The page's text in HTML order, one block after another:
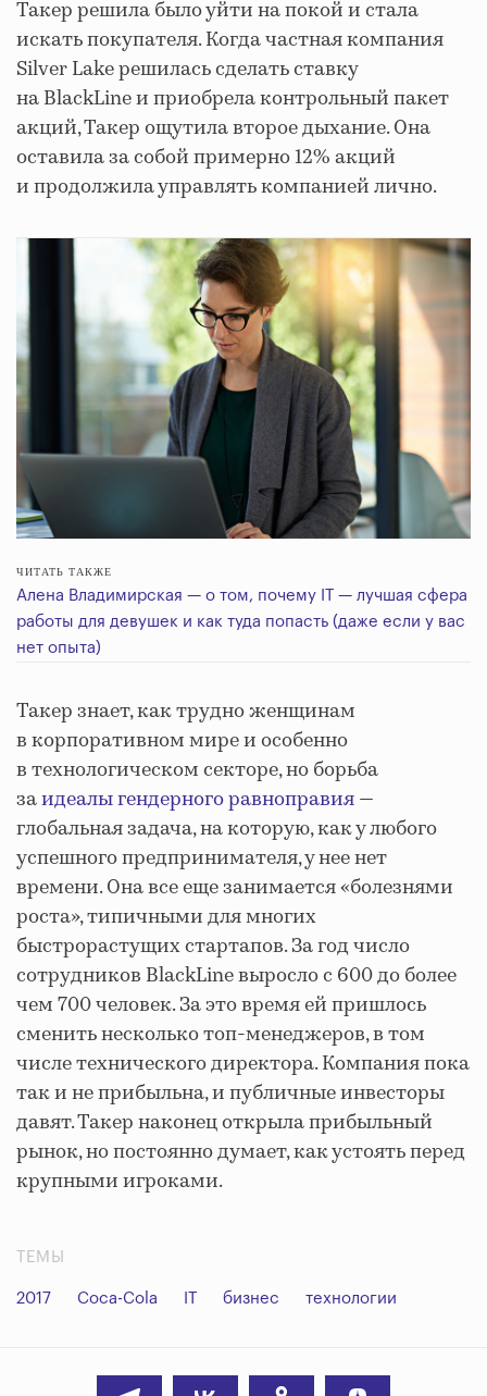
Такер решила было уйти на покой и стала
искать покупателя. Когда частная компания
Silver Lake решилась сделать ставку
на BlackLine и приобрела контрольный пакет
акций, Такер ощутила второе дыхание. Она
оставила за собой примерно 12% акций
и продолжила управлять компанией лично.
ЧИТАТЬ ТАКЖЕ
Алена Владимирская — о том, почему IT — лучшая сфера
работы для девушек и как туда попасть (даже если у вас
нет опыта)
Такер знает, как трудно женщинам
в корпоративном мире и особенно
в технологическом секторе, но борьба
заидеалы гендерного равноправия—
глобальная задача, на которую, как у любого
успешного предпринимателя, у нее нет
времени. Она все еще занимается «болезнями
роста», типичными для многих
быстрорастущих стартапов. За год число
сотрудников BlackLine выросло с 600 до более
чем 700 человек. За это время ей пришлось
сменить несколько топ-менеджеров, в том
числе технического директора. Компания пока
так и не прибыльна, и публичные инвесторы
давят. Такер наконец открыла прибыльный
рынок, но постоянно думает, как устоять перед
крупными игроками.
ТЕМЫ
2017 Coca-Cola бизнес технологии